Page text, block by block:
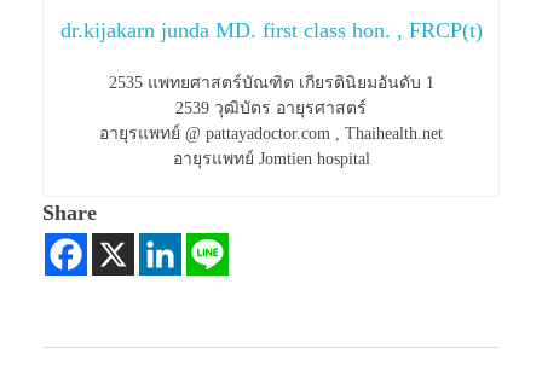
dr.kijakarn junda MD. first class hon. , FRCP(t)
2535 แพทยศาสตร์บัณฑิต เกียรตินิยมอันดับ 1
2539 วุฒิบัตร อายุรศาสตร์
อายุรแพทย์ @ pattayadoctor.com , Thaihealth.net
อายุรแพทย์ Jomtien hospital
Share